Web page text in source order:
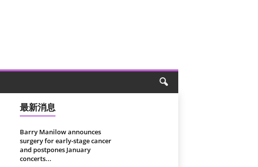
最新消息
Barry Manilow announces
surgery for early-stage cancer
and postpones January
concerts...